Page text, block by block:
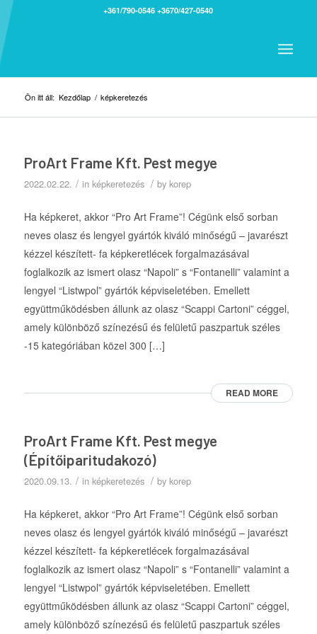
+361/790-0546 +3670/427-0540
Ön itt áll: Kezdőlap / képkeretezés
ProArt Frame Kft. Pest megye
2022.02.22. / in képkeretezés / by korep
Ha képkeret, akkor “Pro Art Frame”! Cégünk első sorban
neves olasz és lengyel gyártók kiváló minőségű – javarészt
kézzel készített- fa képkeretlécek forgalmazásával
foglalkozik az ismert olasz “Napoli” s “Fontanelli” valamint a
lengyel “Listwpol” gyártók képviseletében. Emellett
együttműködésben állunk az olasz “Scappi Cartoni” céggel,
amely különböző színezésű és felületű paszpartuk széles
-15 kategóriában közel 300 […]
READ MORE
ProArt Frame Kft. Pest megye
(Építőiparitudakozó)
2020.09.13. / in képkeretezés / by korep
Ha képkeret, akkor “Pro Art Frame”! Cégünk első sorban
neves olasz és lengyel gyártók kiváló minőségű – javarészt
kézzel készített- fa képkeretlécek forgalmazásával
foglalkozik az ismert olasz “Napoli” s “Fontanelli” valamint a
lengyel “Listwpol” gyártók képviseletében. Emellett
együttműködésben állunk az olasz “Scappi Cartoni” céggel,
amely különböző színezésű és felületű paszpartuk széles